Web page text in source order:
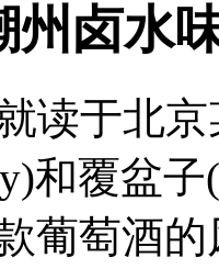
州卤水
读于北
和覆盆
葡萄酒